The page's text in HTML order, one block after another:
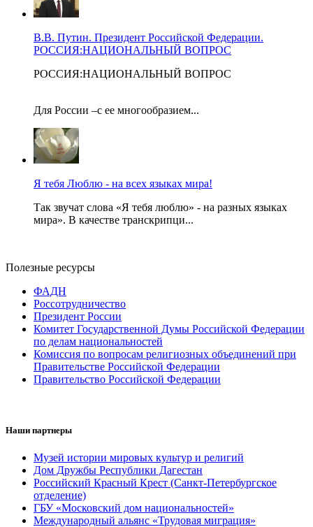
В.В. Путин. Президент Российской Федерации.
РОССИЯ:НАЦИОНАЛЬНЫЙ ВОПРОС
РОССИЯ:НАЦИОНАЛЬНЫЙ ВОПРОС
Для России –с ее многообразием...
Я тебя Люблю - на всех языках мира!
Так звучат слова «Я тебя люблю» - на разных языках
мира». В качестве транскрипци...
Полезные ресурсы
ФАДН
Россотрудничество
Президент России
Комитет Государственной Думы Российской Федерации
по делам национальностей
Комиссия по вопросам религиозных объединений при
Правительстве Российской Федерации
Правительство Российской Федерации
Наши партнеры
Музей истории мировых культур и религий
Дом Дружбы Республики Дагестан
Российский Красный Крест (Санкт-Петербургское
отделение)
ГБУ «Московский дом национальностей»
Международный альянс «Трудовая миграция»